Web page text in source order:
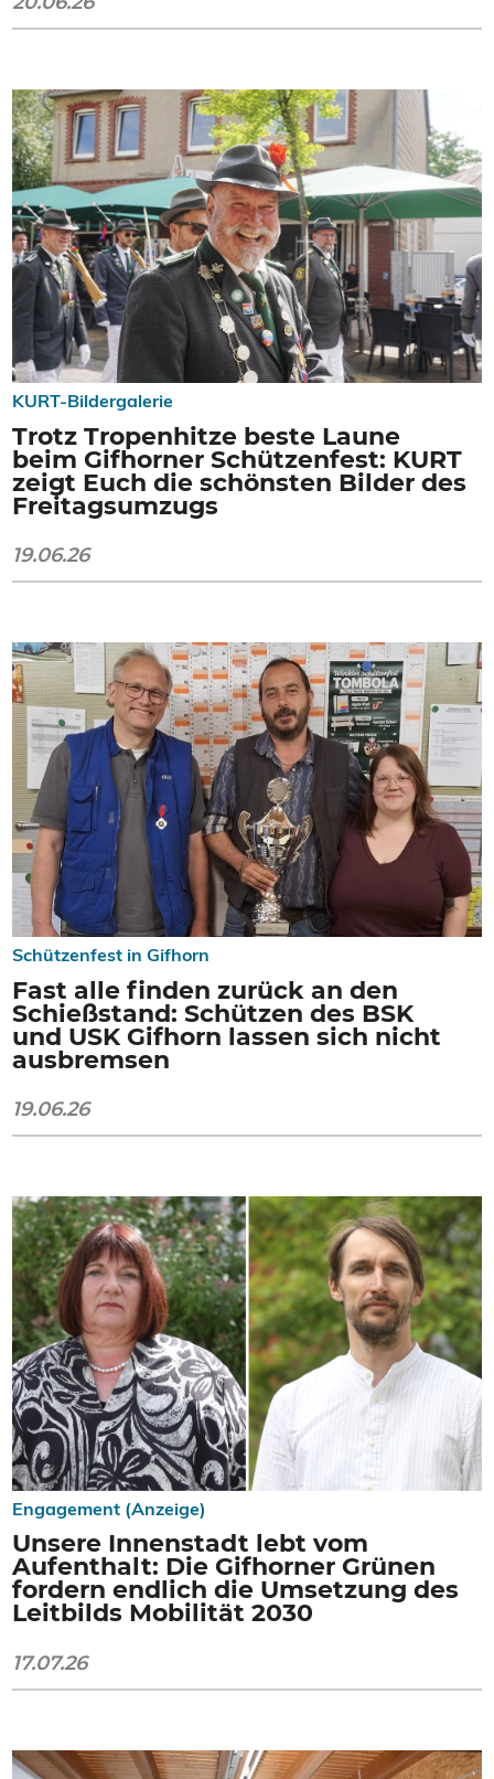
KURT-Bildergalerie
Trotz Tropenhitze beste Laune
beim Gifhorner Schützenfest: KURT
zeigt Euch die schönsten Bilder des
Freitagsumzugs
19.06.26
Schützenfest in Gifhorn
Fast alle finden zurück an den
Schießstand: Schützen des BSK
und USK Gifhorn lassen sich nicht
ausbremsen
19.06.26
Engagement (Anzeige)
Unsere Innenstadt lebt vom
Aufenthalt: Die Gifhorner Grünen
fordern endlich die Umsetzung des
Leitbilds Mobilität 2030
17.07.26